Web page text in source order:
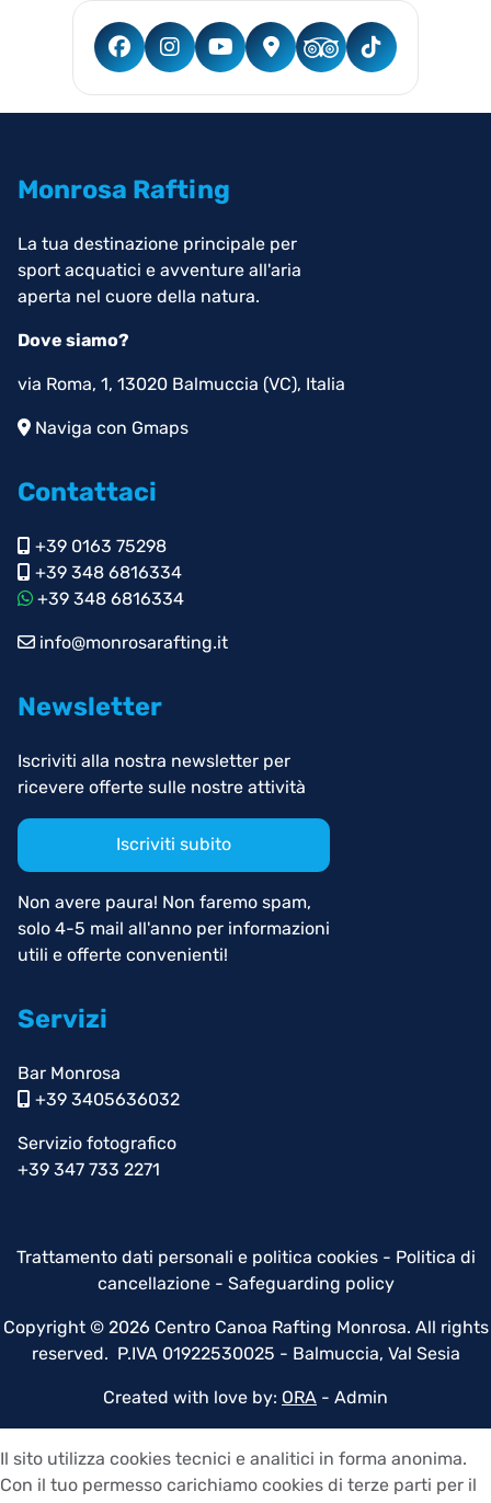
Monrosa Rafting
La tua destinazione principale per
sport acquatici e avventure all'aria
aperta nel cuore della natura.
Dove siamo?
via Roma, 1, 13020 Balmuccia (VC), Italia
Naviga con Gmaps
Contattaci
+39 0163 75298
+39 348 6816334
+39 348 6816334
info@monrosarafting.it
Newsletter
Iscriviti alla nostra newsletter per
ricevere offerte sulle nostre attività
Iscriviti subito
Non avere paura! Non faremo spam,
solo 4-5 mail all'anno per informazioni
utili e offerte convenienti!
Servizi
Bar Monrosa
+39 3405636032
Servizio fotografico
+39 347 733 2271
Trattamento dati personali e politica cookies- Politica di
cancellazione - Safeguarding policy
Copyright © 2026 Centro Canoa Rafting Monrosa. All rights
reserved. P.IVA 01922530025 - Balmuccia, Val Sesia
Created with love by: ORA - Admin
Il sito utilizza cookies tecnici e analitici in forma anonima.
Con il tuo permesso carichiamo cookies di terze parti per il